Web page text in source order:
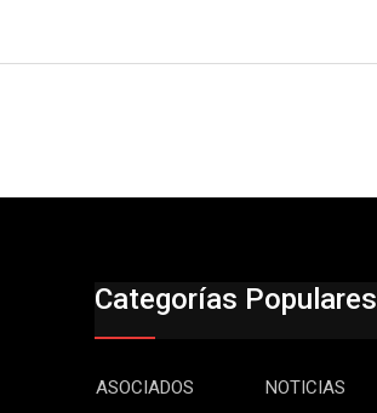
Categorías Populares
ASOCIADOS NOTICIAS